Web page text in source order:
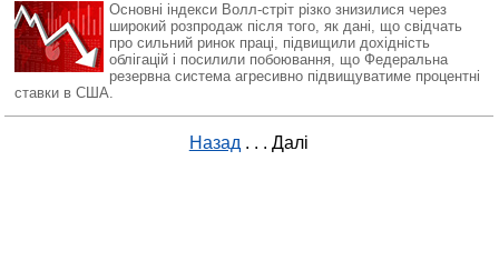
Основні індекси Волл-стріт різко знизилися через
широкий розпродаж після того, як дані, що свідчать
про сильний ринок праці, підвищили дохідність
облігацій і посилили побоювання, що Федеральна
резервна система агресивно підвищуватиме процентні
ставки в США.
Назад . . . Далі